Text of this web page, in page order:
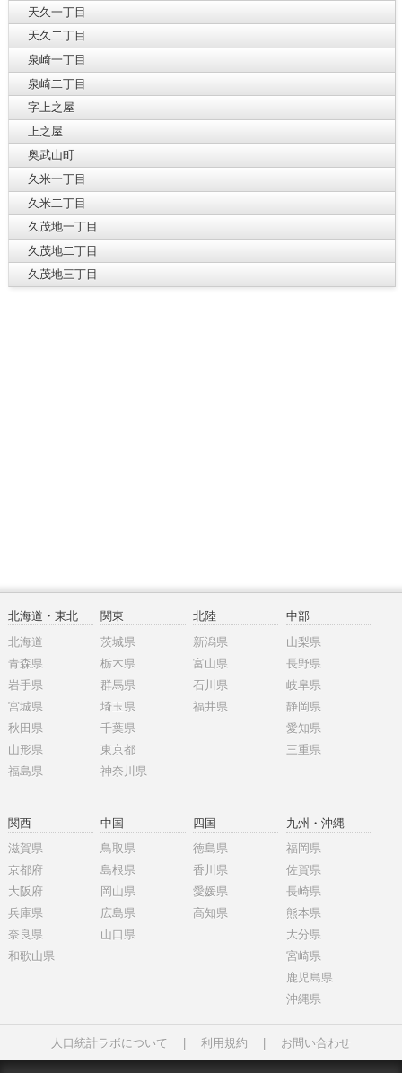
天久一丁目
天久二丁目
泉崎一丁目
泉崎二丁目
字上之屋
上之屋
奥武山町
久米一丁目
久米二丁目
久茂地一丁目
久茂地二丁目
久茂地三丁目
北海道・東北
北海道
青森県
岩手県
宮城県
秋田県
山形県
福島県
関東
茨城県
栃木県
群馬県
埼玉県
千葉県
東京都
神奈川県
北陸
新潟県
富山県
石川県
福井県
中部
山梨県
長野県
岐阜県
静岡県
愛知県
三重県
関西
滋賀県
京都府
大阪府
兵庫県
奈良県
和歌山県
中国
鳥取県
島根県
岡山県
広島県
山口県
四国
徳島県
香川県
愛媛県
高知県
九州・沖縄
福岡県
佐賀県
長崎県
熊本県
大分県
宮崎県
鹿児島県
沖縄県
人口統計ラボについて 利用規約 お問い合わせ